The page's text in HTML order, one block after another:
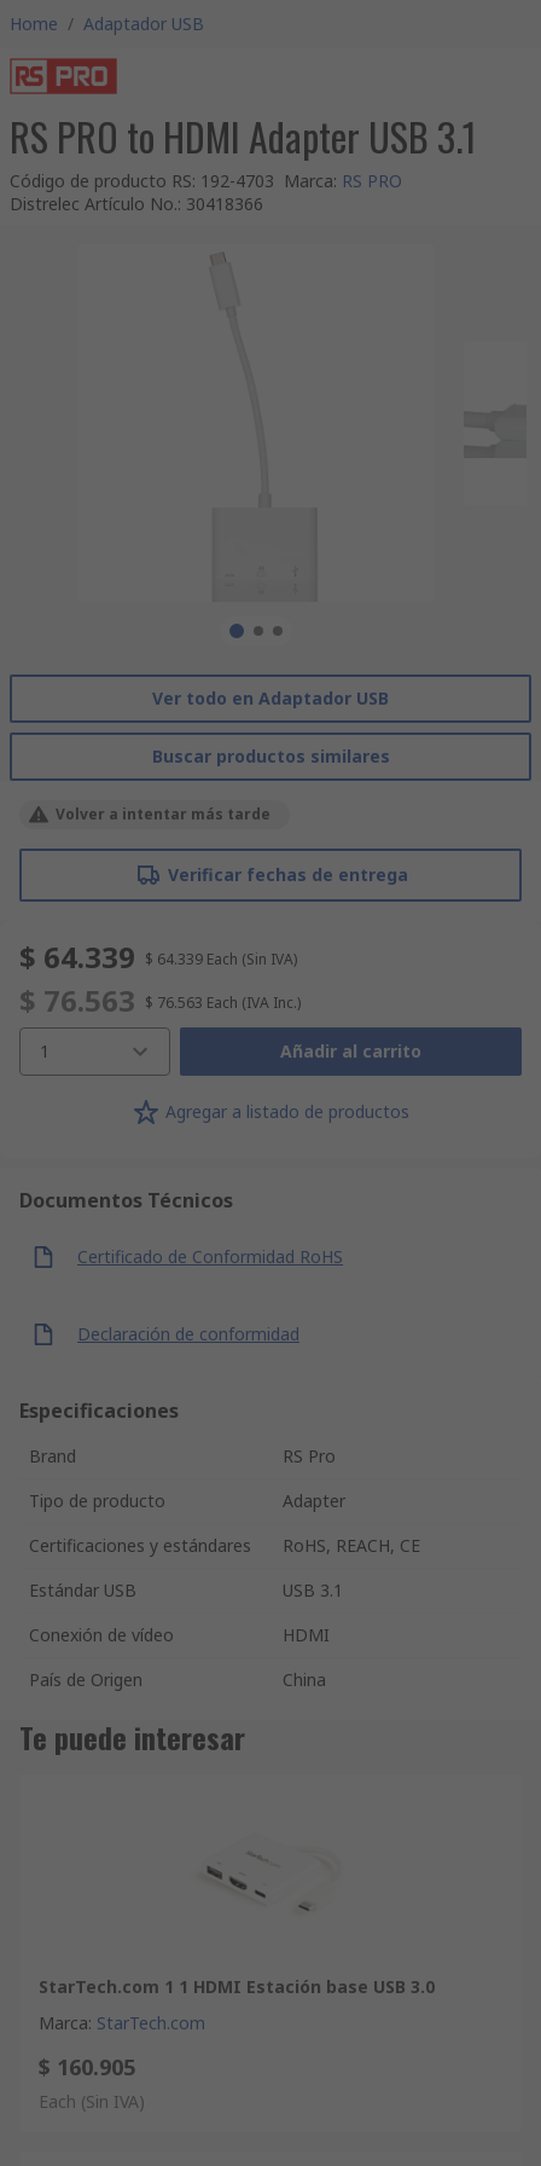
Home / Adaptador USB
RS PRO to HDMI Adapter USB 3.1
Código de producto RS: 192-4703 Marca: RS PRO
Distrelec Artículo No.: 30418366
Ver todo en Adaptador USB
Buscar productos similares
Volver a intentar más tarde
Verificar fechas de entrega
$ 64.339 $ 64.339 Each (Sin IVA)
$ 76.563 $ 76.563 Each (IVA Inc.)
1 Añadir al carrito
Agregar a listado de productos
Documentos Técnicos
Certificado de Conformidad RoHS
Declaración de conformidad
Especificaciones
Brand
RS Pro
Tipo de producto
Adapter
Certificaciones y estándares
RoHS, REACH, CE
Estándar USB
USB 3.1
Conexión de vídeo
HDMI
País de Origen
China
Te puede interesar
StarTech.com 1 1 HDMI Estación base USB 3.0
Marca: StarTech.com
$ 160.905
Each (Sin IVA)